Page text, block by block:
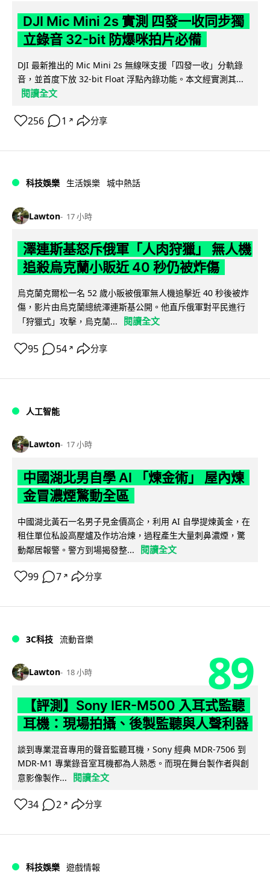
DJI Mic Mini 2s 實測 四發一收同步獨
立錄音 32-bit 防爆咪拍片必備
DJI 最新推出的 Mic Mini 2s 無線咪支援「四發一收」分軌錄
音，並首度下放 32-bit Float 浮點內錄功能。本文經實測其...
閱讀全文
256 1 ↗ 分享
科技娛樂 生活娛樂 城中熱話
Lawton 17 小時
澤連斯基怒斥俄軍「人肉狩獵」 無人機
追殺烏克蘭小販近 40 秒仍被炸傷
烏克蘭克爾松一名 52 歲小販被俄軍無人機追擊近 40 秒後被炸
傷，影片由烏克蘭總統澤連斯基公開。他直斥俄軍對平民進行
「狩獵式」攻擊，烏克蘭...
閱讀全文
95 54 ↗ 分享
人工智能
Lawton 17 小時
中國湖北男自學 AI 「煉金術」 屋內煉
金冒濃煙驚動全區
中國湖北黃石一名男子見金價高企，利用 AI 自學提煉黃金，在
租住單位私設高壓爐及作坊冶煉，過程產生大量刺鼻濃煙，驚
動鄰居報警。警方到場揭發整...
閱讀全文
99 7 ↗ 分享
3C科技 流動音樂
Lawton 18 小時 89
【評測】Sony IER-M500 入耳式監聽
耳機：現場拍攝、後製監聽與人聲利器
談到專業混音專用的聲音監聽耳機，Sony 經典 MDR-7506 到
MDR-M1 專業錄音室耳機都為人熟悉。而現在舞台製作者與創
意影像製作...
閱讀全文
34 2 ↗ 分享
科技娛樂 遊戲情報